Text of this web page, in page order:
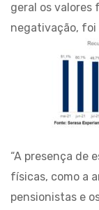
geral os valores
negativação, foi
“A presença de
físicas, como a
pensionistas e